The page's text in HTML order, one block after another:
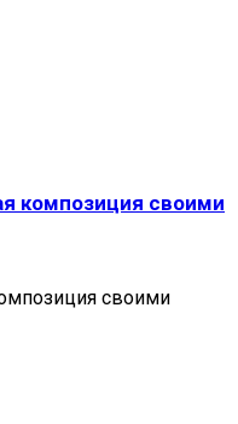
композиция своими
своими